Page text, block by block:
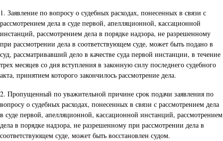
1. Заявление по вопросу о судебных расходах, понесенных в связи с
рассмотрением дела в суде первой, апелляционной, кассационной
инстанций, рассмотрением дела в порядке надзора, не разрешенному
при рассмотрении дела в соответствующем суде, может быть подано в
суд, рассматривавший дело в качестве суда первой инстанции, в течение
трех месяцев со дня вступления в законную силу последнего судебного
акта, принятием которого закончилось рассмотрение дела.
2. Пропущенный по уважительной причине срок подачи заявления по
вопросу о судебных расходах, понесенных в связи с рассмотрением дела
в суде первой, апелляционной, кассационной инстанций, рассмотрением
дела в порядке надзора, не разрешенному при рассмотрении дела в
соответствующем суде, может быть восстановлен судом.